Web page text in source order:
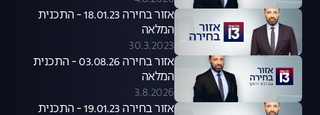
אזור בחירה 18.01.23 - התכנית
המלאה
30.3.2023
אזור בחירה 03.08.26 - התכנית
המלאה
3.8.2026
אזור בחירה 19.01.23 - התכנית